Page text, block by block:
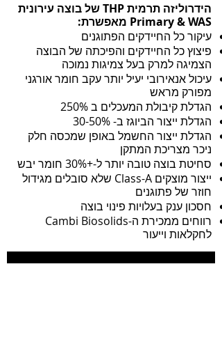
הידרוליזה תרמית THP של בוצה עירונית
Primary & WAS מאפשרת:
עיקור כל החיידקים הפתוגנים
פיצוץ כל החיידקים והפיכתה של הבוצה
הצמיגה למרק בעל צמיגות נמוכה
עיכול אנאירובי יעיל יותר עקב חומר אורגני
מפורק מראש
הגדלת קיבולת המעכלים ב 250%
הגדלת ייצור הביוגז ב- 30-50%
הגדלת ייצור החשמל באופן שמכסה חלק
ניכר מצריכת המתקן
סחיטת בוצה טובה יותר ל-+30% חומר יבש
ייצור מוצקים Class-A שלא סובלים מגידול
חוזר של פתוגנים
חסכון ענק בעלויות פינוי בוצה
רווחים ממכירת ה-Cambi Biosolids
לחקלאות וייעור